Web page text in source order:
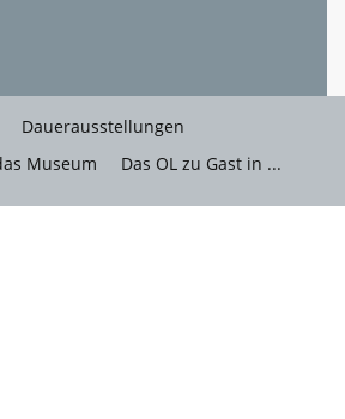
Dauerausstellungen
Museum
Das OL zu Gast in ...